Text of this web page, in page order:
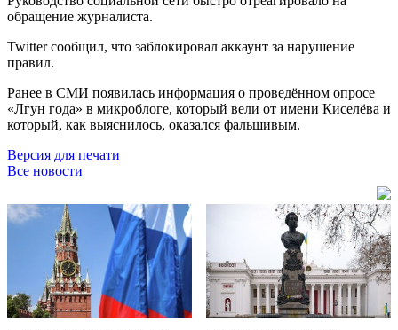
обращение журналиста.
Twitter сообщил, что заблокировал аккаунт за нарушение
правил.
Ранее в СМИ появилась информация о проведённом опросе
«Лгун года» в микроблоге, который вели от имени Киселёва и
который, как выяснилось, оказался фальшивым.
Версия для печати
Все новости